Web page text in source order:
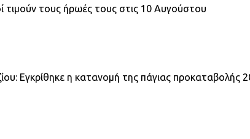
τιμούν τους ήρωές τους στις 10 Αυγούστου
Εγκρίθηκε η κατανομή της πάγιας προκαταβολής